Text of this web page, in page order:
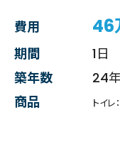
費用 46
期間
1日
築年数
24年
商品
トイレ